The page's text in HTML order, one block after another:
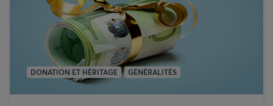
DONATION ET HÉRITAGE GÉNÉRALITÉS